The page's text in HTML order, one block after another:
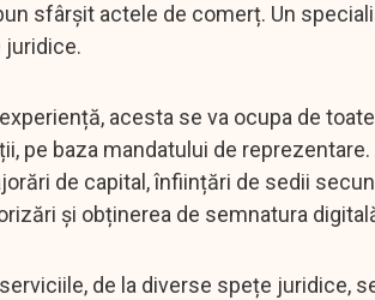
sfârșit actele de comerț. Un
juridice.
acesta se va ocupa de toate
pe baza mandatului de
de capital, înființări de sedii
și obținerea de semnatura
de la diverse spețe juridice,